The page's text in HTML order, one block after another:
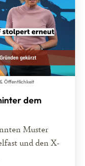
Öffentlichkeit
dem
Muster
und den X-